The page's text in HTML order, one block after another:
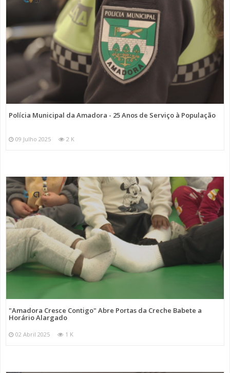
Polícia Municipal da Amadora - 25 Anos de Serviço à População
09 Julho 2025 2 K
"Amadora Cresce Contigo" Abre Portas da Creche Babete a
Horário Alargado
02 Abril 2025 1 K